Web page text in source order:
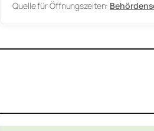
Quelle für Öffnungszeiten: